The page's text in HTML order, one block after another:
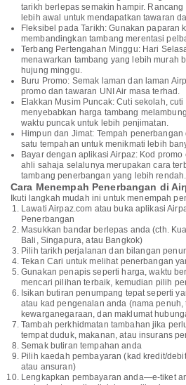
tarikh berlepas semakin hampir.
lebih awal untuk mendapatkan tawaran
Fleksibel pada Tarikh: Gunakan paparan
membandingkan tambang merentasi
Terbang Pertengahan Minggu: Hari
menawarkan tambang yang lebih murah
hujung minggu.
Buru Promo: Semak laman dan laman
promo dan tawaran UNI Air masa terhad.
Elakkan Musim Puncak: Cuti sekolah,
menyebabkan harga tambang
waktu puncak untuk lebih penjimatan.
Himpun dan Jimat: Tempah
satu tempahan untuk menikmati lebih
Bayar dengan aplikasi Airpaz: Kod
ahli sahaja selalunya merupakan cara
tambang penerbangan yang lebih rendah.
Cara Menempah Penerbangan di
Ikuti langkah mudah ini untuk menempah
Lawati Airpaz.com atau buka aplikasi
Penerbangan
Masukkan bandar berlepas anda (cth.
Bali, Singapura, atau Bangkok)
Pilih tarikh perjalanan dan bilangan
Tekan Cari untuk melihat penerbangan
Gunakan penapis seperti harga, waktu
mencari pilihan terbaik, kemudian pilih
Isikan butiran penumpang tepat seperti
atau kad pengenalan anda (nama penuh,
kewarganegaraan, dan maklumat
Tambah perkhidmatan tambahan jika
tempat duduk, makanan, atau insurans
Semak butiran tempahan anda
Pilih kaedah pembayaran (kad kredit/
atau ansuran)
Lengkapkan pembayaran anda—e-tiket